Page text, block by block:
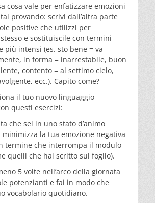
cosa vale per enfatizzare emozioni
provando: scrivi dall’altra parte
positive che utilizzi per
e sostituiscile con termini
più intensi (es. sto bene = va
in forma = inarrestabile, buon
contento = al settimo cielo,
ecc.). Capito come?
il tuo nuovo linguaggio
questi esercizi:
sei in uno stato d’animo
la tua emozione negativa
termine che interrompa il modulo
quelli che hai scritto sul foglio).
5 volte nell’arco della giornata
potenzianti e fai in modo che
vocabolario quotidiano.